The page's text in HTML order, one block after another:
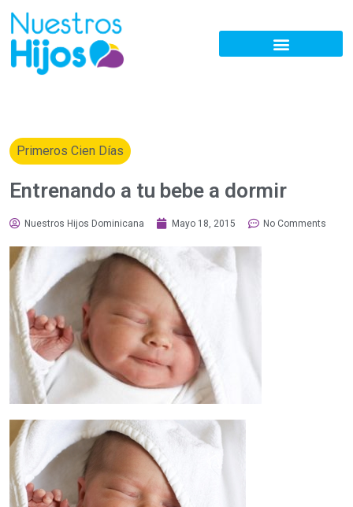
Primeros Cien Días
Entrenando a tu bebe a dormir
Nuestros Hijos Dominicana Mayo 18, 2015 No Comments